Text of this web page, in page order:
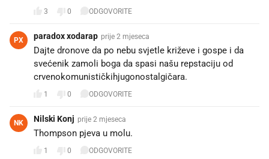
3 0 ODGOVORITE
PX paradox xodarap prije 2 mjeseca
Dajte dronove da po nebu svjetle križeve i gospe i da
svećenik zamoli boga da spasi našu repstaciju od
crvenokomunističkihjugonostalgičara.
1 0 ODGOVORITE
NK Nilski Konj prije 2 mjeseca
Thompson pjeva u molu.
1 0 ODGOVORITE